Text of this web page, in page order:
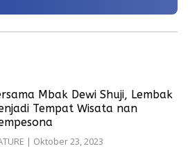
Mbak Dewi Shuji, Lembak
Tempat Wisata nan
| Oktober 23, 2023